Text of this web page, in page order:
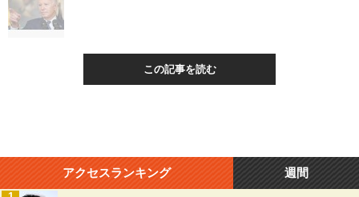
この記事を読む
アクセスランキング 週間